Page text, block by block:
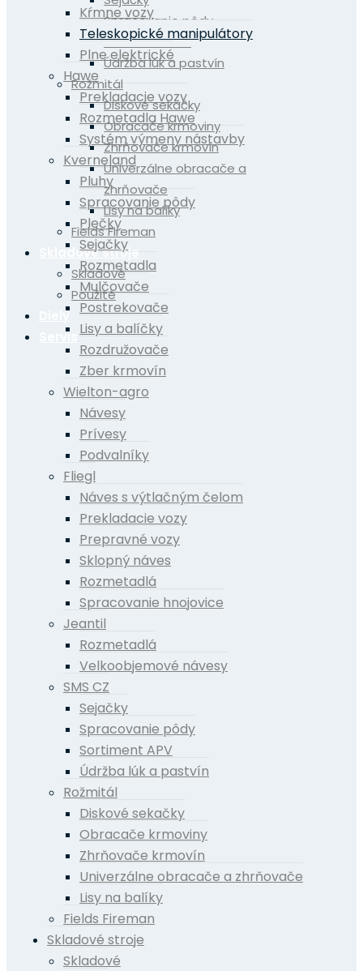
Spracovanie pôdy
Sortiment APV
Údržba lúk a pastvín
Rožmitál
Diskové sekačky
Obracače krmoviny
Zhrňovače krmovín
Univerzálne obracače a
zhrňovače
Lisy na balíky
Fields Fireman
Skladové stroje
Skladové
Použité
Diely
Servis
Kŕmne vozy
Teleskopické manipulátory
Plne elektrické
Hawe
Prekladacie vozy
Rozmetadla Hawe
Systém výmeny nástavby
Kverneland
Pluhy
Spracovanie pôdy
Plečky
Sejačky
Rozmetadla
Mulčovače
Postrekovače
Lisy a balíčky
Rozdružovače
Zber krmovín
Wielton-agro
Návesy
Prívesy
Podvalníky
Fliegl
Náves s výtlačným čelom
Prekladacie vozy
Prepravné vozy
Sklopný náves
Rozmetadlá
Spracovanie hnojovice
Jeantil
Rozmetadlá
Velkoobjemové návesy
SMS CZ
Sejačky
Spracovanie pôdy
Sortiment APV
Údržba lúk a pastvín
Rožmitál
Diskové sekačky
Obracače krmoviny
Zhrňovače krmovín
Univerzálne obracače a zhrňovače
Lisy na balíky
Fields Fireman
Skladové stroje
Skladové